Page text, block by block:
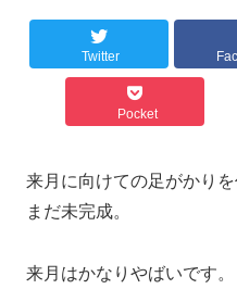
Twitter
Pocket
来月に向けての足がかり
まだ未完成。
来月はかなりやばいです。